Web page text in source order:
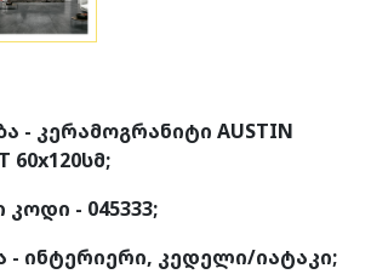
- კერამოგრანიტი AUSTIN
60x120სმ;
- 045333;
- ინტერიერი, კედელი/იატაკი;